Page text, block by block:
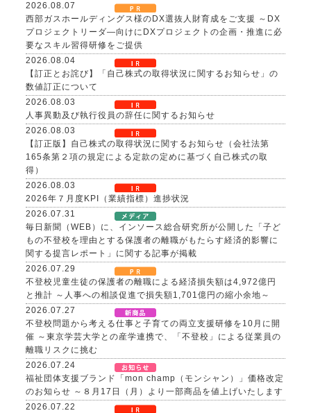
2026.08.07
西部ガスホールディングス様のDX選抜人財育成をご支援 ～DX
プロジェクトリーダ―向けにDXプロジェクトの企画・推進に必
要なスキル習得研修をご提供
2026.08.04
【訂正とお詫び】「自己株式の取得状況に関するお知らせ」の
数値訂正について
2026.08.03
人事異動及び執行役員の辞任に関するお知らせ
2026.08.03
【訂正版】自己株式の取得状況に関するお知らせ（会社法第
165条第２項の規定による定款の定めに基づく自己株式の取
得）
2026.08.03
2026年７月度KPI（業績指標）進捗状況
2026.07.31
毎日新聞（WEB）に、インソース総合研究所が公開した「子ど
もの不登校を理由とする保護者の離職がもたらす経済的影響に
関する提言レポート」に関する記事が掲載
2026.07.29
不登校児童生徒の保護者の離職による経済損失額は4,972億円
と推計 ～人事への相談促進で損失額1,701億円の縮小余地～
2026.07.27
不登校問題から考える仕事と子育ての両立支援研修を10月に開
催 ～東京学芸大学との産学連携で、「不登校」による従業員の
離職リスクに挑む
2026.07.24
福祉団体支援ブランド「mon champ（モンシャン）」価格改定
のお知らせ ～８月17日（月）より一部商品を値上げいたします
2026.07.22